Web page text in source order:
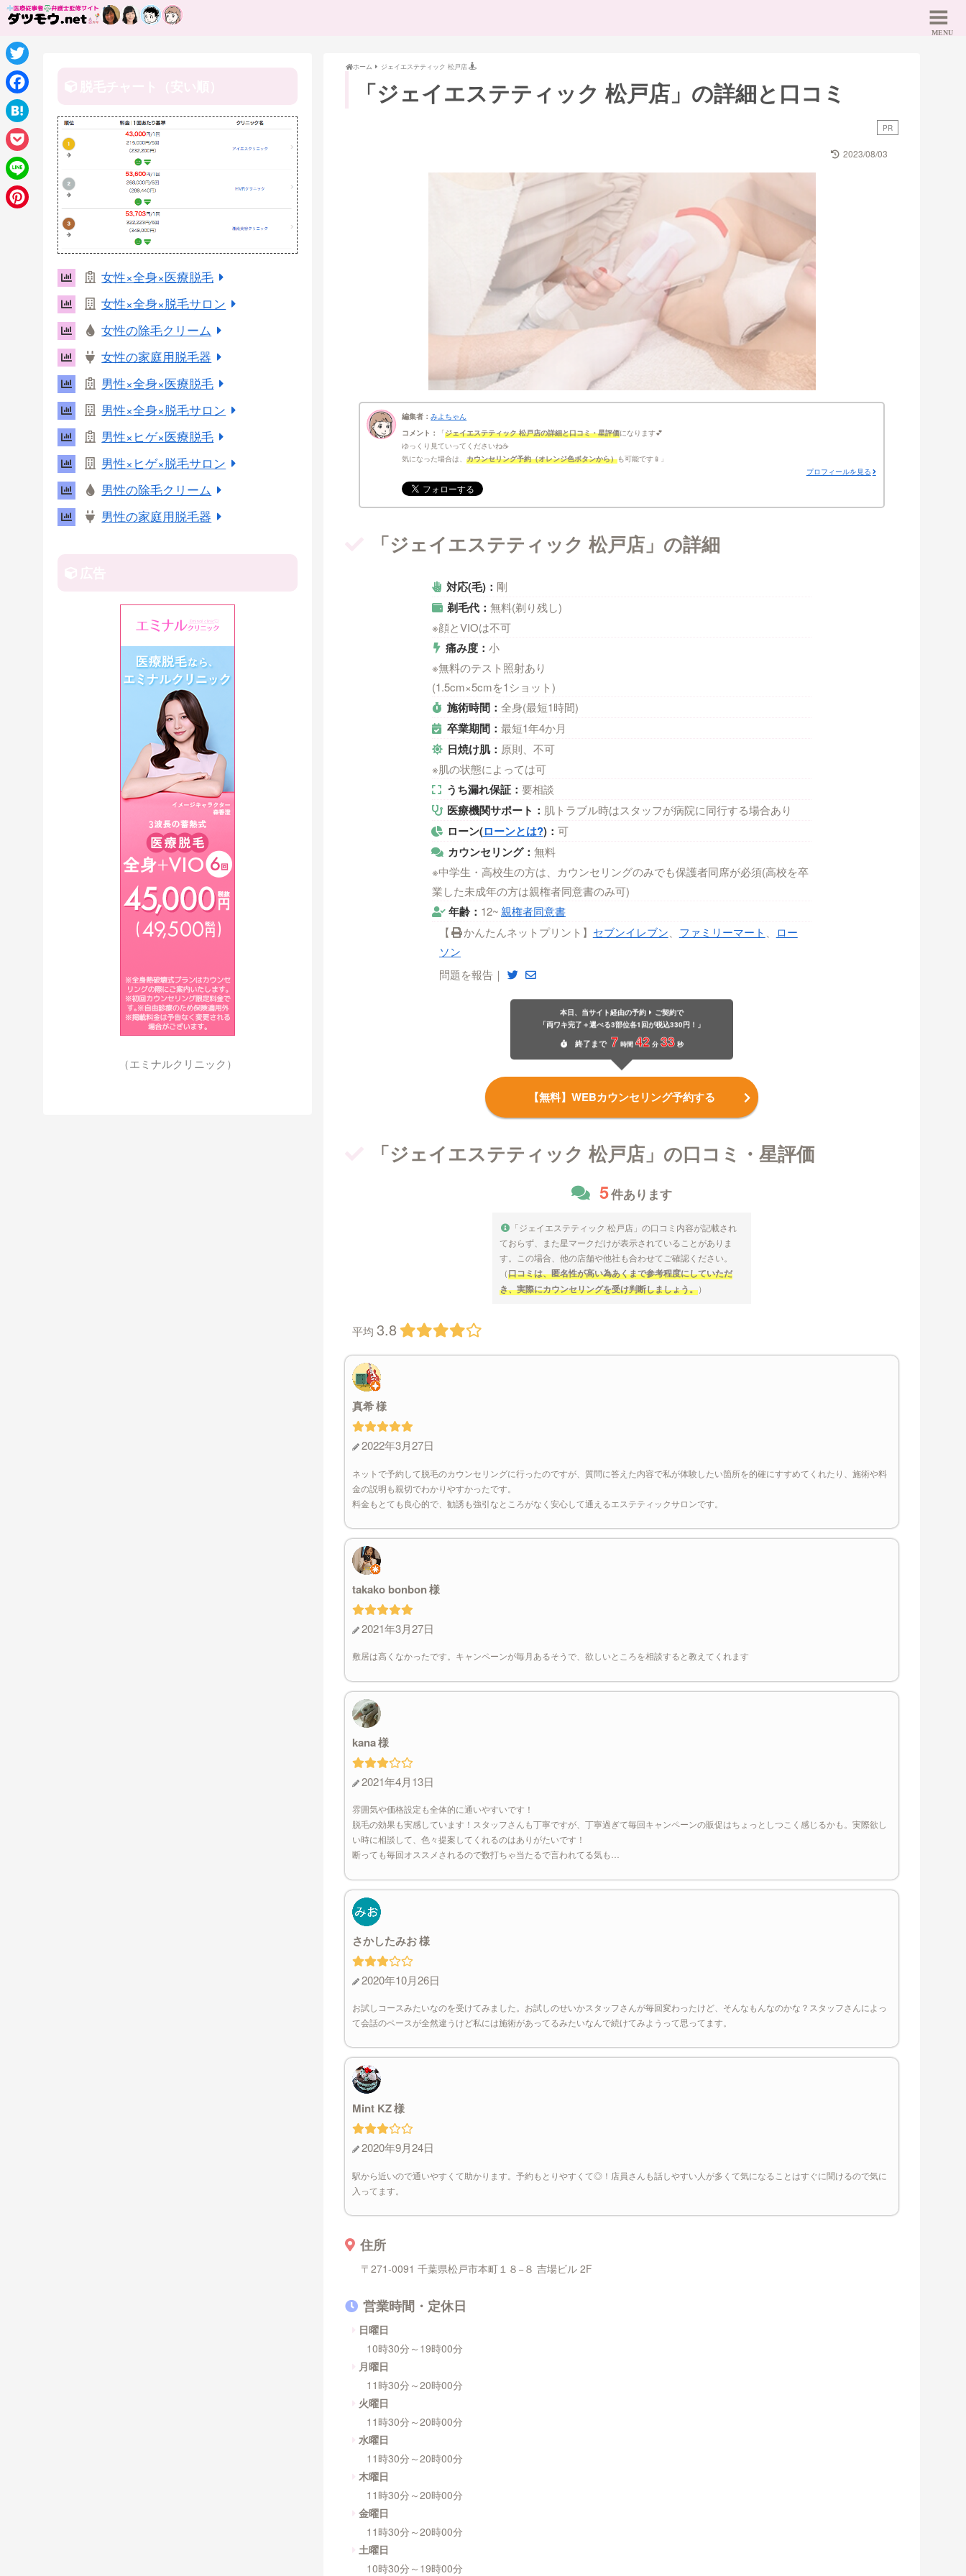
ホーム ジェイエステティック 松戸店
「ジェイエステティック 松戸店」の詳細と口コミ
PR
2023/08/03
編集者：みよちゃん
コメント：
ジェイエステティック 松戸店の詳細と口コミ・星評価になります💕
ゆっくり見ていってくださいね☕
気になった場合は、カウンセリング予約（オレンジ色ボタンから）も可能です📱
プロフィールを見る
「ジェイエステティック 松戸店」の詳細
対応(毛)： 剛
剃毛代： 無料(剃り残し)
※顔とVIOは不可
痛み度： 小
※無料のテスト照射あり
(1.5cm×5cmを1ショット)
施術時間： 全身(最短1時間)
卒業期間： 最短1年4か月
日焼け肌： 原則、不可
※肌の状態によっては可
うち漏れ保証： 要相談
医療機関サポート： 肌トラブル時はスタッフが病院に同行する場合あり
ローン(ローンとは?)： 可
カウンセリング： 無料
※中学生・高校生の方は、カウンセリングのみでも保護者同席が必須(高校を卒
業した未成年の方は親権者同意書のみ可)
年齢： 12~ 親権者同意書
【
かんたんネットプリント】 セブンイレブン ファミリーマート
ロー
ソン
問題を報告｜
本日、当サイト経由の予約
ご契約で
「両ワキ完了＋選べる3部位各1回が税込330円！」
終了 まで 7 時間 42 分 32 秒
【無料】WEBカウンセリング予約する
「ジェイエステティック 松戸店」の口コミ・星評価
5件あります
「ジェイエステティック 松戸店」の口コミ内容が記載され
ておらず、また星マークだけが表示されていることがありま
す。この場合、他の店舗や他社も合わせてご確認ください。
（口コミは、匿名性が高い為あくまで参考程度にしていただ
き、実際にカウンセリングを受け判断しましょう。）
平均 3.8
真希
2022年3月27日
ネットで予約して脱毛のカウンセリングに行ったのですが、質問に答えた内容で私が体験したい箇所を的確にすすめてくれたり、施術や料
金の説明も親切でわかりやすかったです。
料金もとても良心的で、勧誘も強引なところがなく安心して通えるエステティックサロンです。
takako bonbon
2021年3月27日
敷居は高くなかったです。キャンペーンが毎月あるそうで、欲しいところを相談すると教えてくれます
kana
2021年4月13日
雰囲気や価格設定も全体的に通いやすいです！
脱毛の効果も実感しています！スタッフさんも丁寧ですが、丁寧過ぎて毎回キャンペーンの販促はちょっとしつこく感じるかも。実際欲し
い時に相談して、色々提案してくれるのはありがたいです！
断っても毎回オススメされるので数打ちゃ当たるで言われてる気も…
さかしたみお
2020年10月26日
お試しコースみたいなのを受けてみました。お試しのせいかスタッフさんが毎回変わったけど、そんなもんなのかな？スタッフさんによっ
て会話のペースが全然違うけど私には施術があってるみたいなんで続けてみようって思ってます。
Mint KZ
2020年9月24日
駅から近いので通いやすくて助かります。予約もとりやすくて◎！店員さんも話しやすい人が多くて気になることはすぐに聞けるので気に
入ってます。
住所
〒271-0091 千葉県松戸市本町１８−８ 吉場ビル 2F
営業時間・定休日
日曜日
10時30分～19時00分
月曜日
11時30分～20時00分
火曜日
11時30分～20時00分
水曜日
11時30分～20時00分
木曜日
11時30分～20時00分
金曜日
11時30分～20時00分
土曜日
10時30分～19時00分
女性×全身×医療脱毛
女性×全身×脱毛サロン
女性の除毛クリーム
女性の家庭用脱毛器
男性×全身×医療脱毛
男性×全身×脱毛サロン
男性×ヒゲ×医療脱毛
男性×ヒゲ×脱毛サロン
男性の除毛クリーム
男性の家庭用脱毛器
T
w
i
t
t
e
F
a
c
e
b
H
a
t
e
P
o
c
L